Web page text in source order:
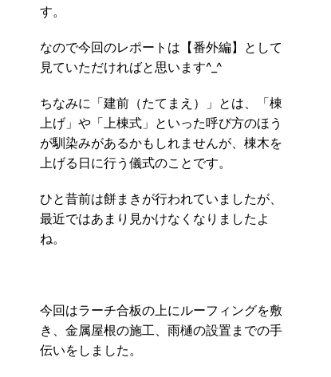
す。
なので今回のレポートは【番外編】として
見ていただければと思います^_^
ちなみに「建前（たてまえ）」とは、「棟
上げ」や「上棟式」といった呼び方のほう
が馴染みがあるかもしれませんが、棟木を
上げる日に行う儀式のことです。
ひと昔前は餅まきが行われていましたが、
最近ではあまり見かけなくなりましたよ
ね。
今回はラーチ合板の上にルーフィングを敷
き、金属屋根の施工、雨樋の設置までの手
伝いをしました。